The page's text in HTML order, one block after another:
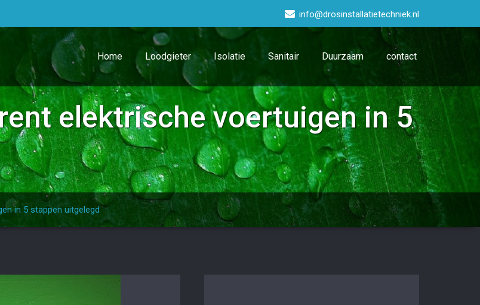
info@drosinstallatietechniek.nl
Home Loodgieter Isolatie Sanitair Duurzaam contact
elektrische voertuigen in 5
in 5 stappen uitgelegd